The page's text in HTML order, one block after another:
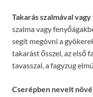
Takarás szalmával
szalma vagy
segít megóvni a
takarást ősszel, az első
tavasszal, a fagyzug
Cserépben nevelt